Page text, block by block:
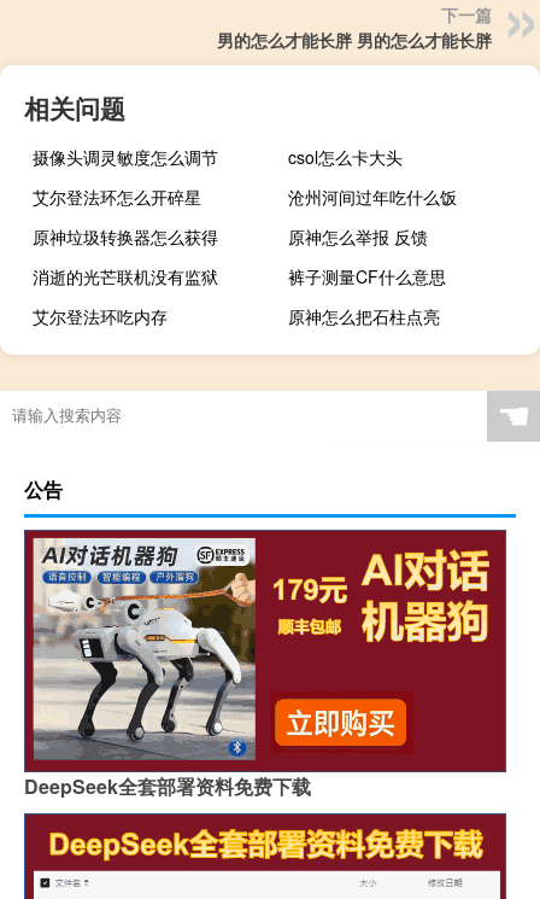
下一篇
男的怎么才能长胖 男的怎么才能长胖
相关问题
摄像头调灵敏度怎么调节
csol怎么卡大头
艾尔登法环怎么开碎星
沧州河间过年吃什么饭
原神垃圾转换器怎么获得
原神怎么举报 反馈
消逝的光芒联机没有监狱
裤子测量CF什么意思
艾尔登法环吃内存
原神怎么把石柱点亮
☚
公告
DeepSeek全套部署资料免费下载